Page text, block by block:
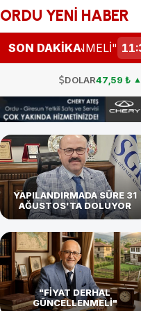
ORDU YENİ HABER
SON DAKİKA
11:35
DOLAR47,59 ₺ ▲
EURO54,93 ₺ ▲
STERLİN64,17 ₺
G.ALTIN
BTC4.786.096,00
BİST
DOLAR47,59 ₺
YAPILANDIRMADA SÜRE 31
AĞUSTOS'TA DOLUYOR
"FİYAT DERHAL
GÜNCELLENMELİ"